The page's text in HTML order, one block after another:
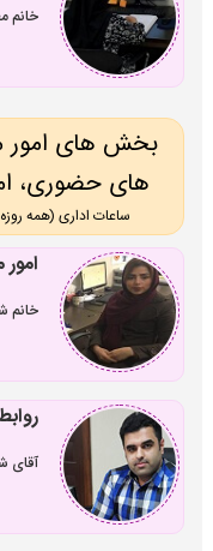
خانم
بخش های امور
های حضوری،
ساعات اداری (همه روزه 8 صبح تا 6 عصر، پنج شنبه ها تا 3
امور
خانم
آقای